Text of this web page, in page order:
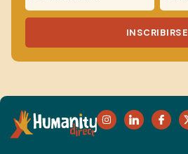
INSCRIBIRSE